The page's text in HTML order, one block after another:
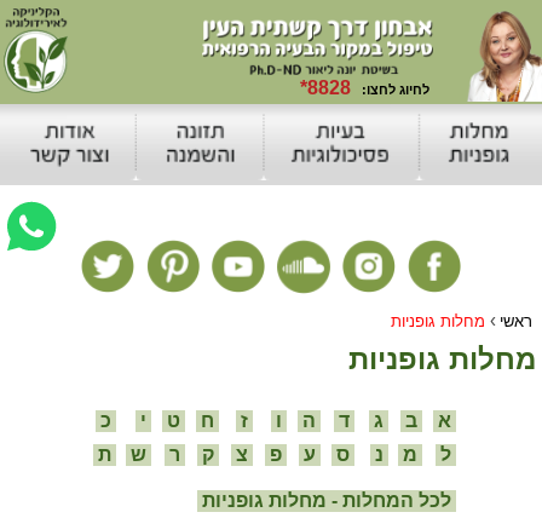
ראשי › מחלות גופניות
מחלות גופניות
א ב ג ד ה ו ז ח ט י
כ
ל
מ נ ס ע פ צ ק ר ש ת
לכל המחלות - מחלות גופניות